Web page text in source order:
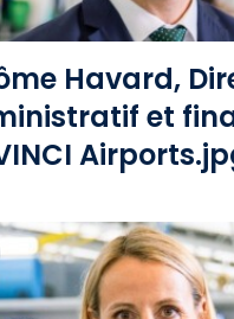
Havard,
et
Version